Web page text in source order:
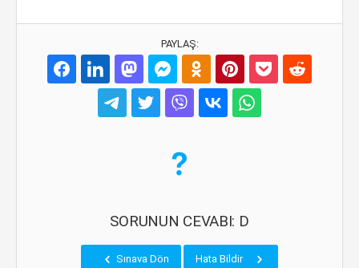
PAYLAŞ:
SORUNUN CEVABI: D
Sınava Dön Hata Bildir